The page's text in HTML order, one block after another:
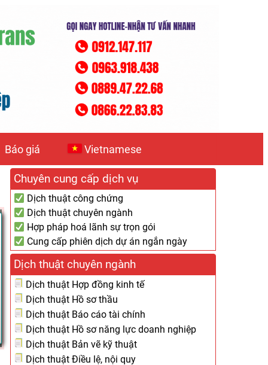
Báo giá Vietnamese
Chuyên cung cấp dịch vụ
Dịch thuật công chứng
Dịch thuật chuyên ngành
Hợp pháp hoá lãnh sự trọn gói
Cung cấp phiên dịch dự án ngắn ngày
Dịch thuật chuyên ngành
Dịch thuật Hợp đồng kinh tế
Dịch thuật Hồ sơ thầu
Dịch thuật Báo cáo tài chính
Dịch thuật Hồ sơ năng lực doanh nghiệp
Dịch thuật Bản vẽ kỹ thuật
Dịch thuật Điều lệ, nội quy